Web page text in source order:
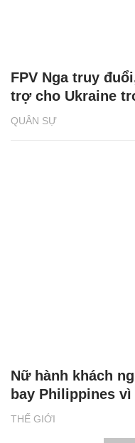
QUÂN SỰ
FPV Nga truy
trợ cho Ukraine
THẾ GIỚI
Nữ hành khách
bay Philippines